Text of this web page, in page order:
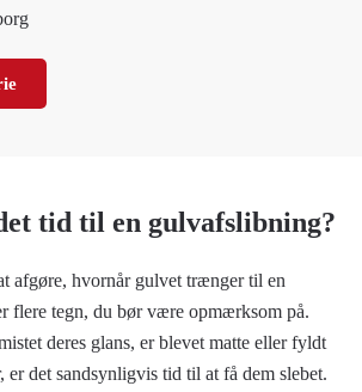
tid til en gulvafslibning?
afgøre, hvornår gulvet trænger til en
flere tegn, du bør være opmærksom på.
deres glans, er blevet matte eller fyldt
er det sandsynligvis tid til at få dem slebet.